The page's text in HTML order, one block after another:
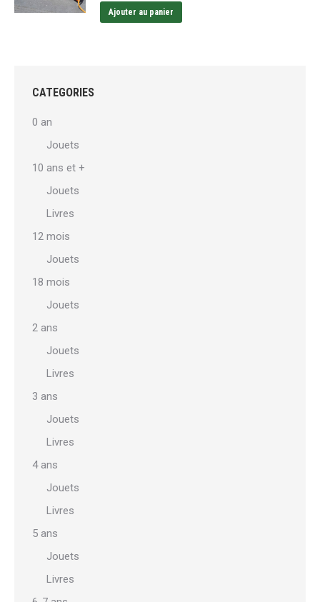
Ajouter au panier
CATEGORIES
0 an
Jouets
10 ans et +
Jouets
Livres
12 mois
Jouets
18 mois
Jouets
2 ans
Jouets
Livres
3 ans
Jouets
Livres
4 ans
Jouets
Livres
5 ans
Jouets
Livres